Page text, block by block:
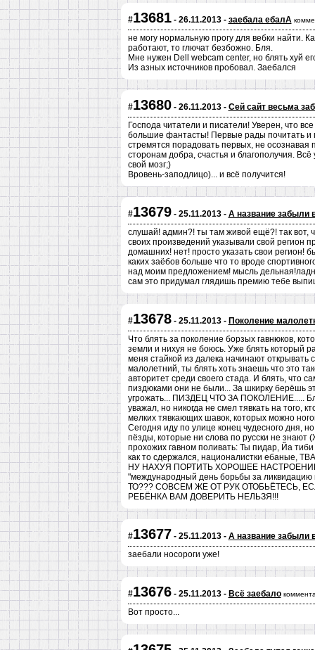
#13681- 26.11.2013 - заебала ебалА
не могу нормальную прогу для вебки найти.
работают, то глючат безбожно. Бля.
Мне нужен Dell webcam center, но блять хуй
Из азных источников пробовал. Заебался
#13680- 26.11.2013 - Сей сайт весьма
Господа читатели и писатели! Уверен, что
большие фантасты! Первые рады почитать и
стремятся порадовать первых, не
сторонам добра, счастья и благополучия.
свой мозг;)
Вровень-заподлицо)... и всё получится!
#13679- 25.11.2013 - А название забыли
слушай! админ?! ты там живой ещё?! так вот,
своих произведений указывали свой регион
домашних! нет! просто указать свои регион!
каких заёбов больше что то вроде
над моим предложением! мысль
сам это придумал глядишь премию тебе
#13678- 25.11.2013 - Поколение
Что блять за поколение борзых гавнюков,
земли и нихуя не боюсь. Уже блять который
меня стайкой из далека начинают открывать
малолетний, ты блять хоть знаешь что это
авторитет среди своего стада. И блять, что
пиздюками они не были... За шкирку берёшь
угрожать... ПИЗДЕЦ ЧТО ЗА ПОКОЛЕНИЕ.....
уважал, но никогда не смел тявкать на того,
мелких тявкающих шавок, которых можно
Сегодня иду по улице конец чудесного дня,
пёзды, которые ни слова по русски не знают
прохожих гавном поливать: Ты пидар, Йа
как то сдержался, националистки ебаные,
НУ НАХУЯ ПОРТИТЬ ХОРОШЕЕ
"международный день борьбы за
ТО??? СОВСЕМ ЖЕ ОТ РУК ОТОБЬЁТЕСЬ,
РЕБЁНКА ВАМ ДОВЕРИТЬ НЕЛЬЗЯ!!!
#13677 - 25.11.2013 - А название забыли
заебали носороги уже!
#13676- 25.11.2013 - Всё заебало
Вот просто...